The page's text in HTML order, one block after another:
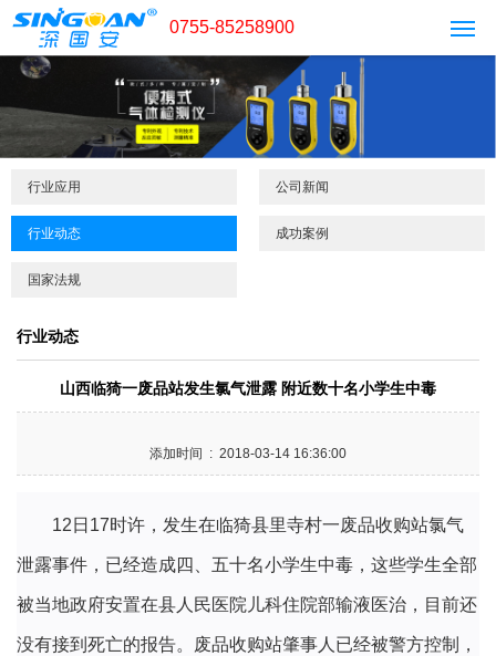
0755-85258900
行业应用 公司新闻
行业动态 成功案例
国家法规
行业动态
山西临猗一废品站发生氯气泄露 附近数十名小学生中毒
添加时间 : 2018-03-14 16:36:00
12日17时许，发生在临猗县里寺村一废品收购站氯气
泄露事件，已经造成四、五十名小学生中毒，这些学生全部
被当地政府安置在县人民医院儿科住院部输液医治，目前还
没有接到死亡的报告。废品收购站肇事人已经被警方控制，